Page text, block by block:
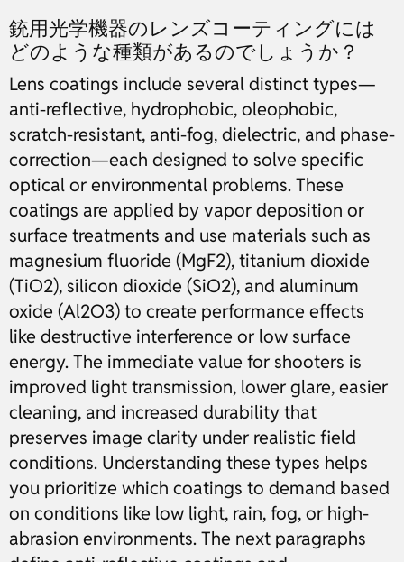
銃用光学機器のレンズコーティングには
どのような種類があるのでしょうか？
Lens coatings include several distinct types—
anti-reflective, hydrophobic, oleophobic,
scratch-resistant, anti-fog, dielectric, and phase-
correction—each designed to solve specific
optical or environmental problems. These
coatings are applied by vapor deposition or
surface treatments and use materials such as
magnesium fluoride (MgF2), titanium dioxide
(TiO2), silicon dioxide (SiO2), and aluminum
oxide (Al2O3) to create performance effects
like destructive interference or low surface
energy. The immediate value for shooters is
improved light transmission, lower glare, easier
cleaning, and increased durability that
preserves image clarity under realistic field
conditions. Understanding these types helps
you prioritize which coatings to demand based
on conditions like low light, rain, fog, or high-
abrasion environments. The next paragraphs